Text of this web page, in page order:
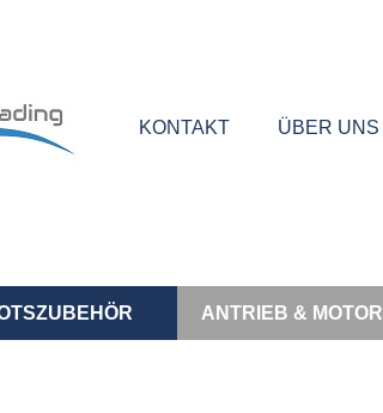
KONTAKT ÜBER UNS
ANTRIEB & MOTOR